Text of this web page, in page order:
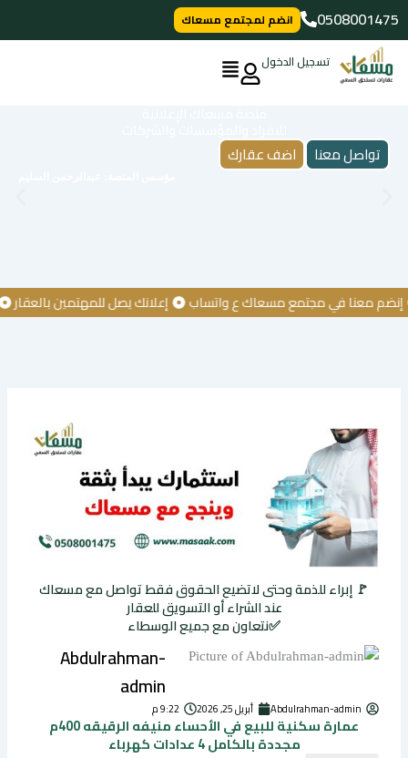
تخطي
إلى
المحتوى
0508001475
انضم لمجتمع مسعاك
تسجيل الدخول
تواصل معنا اضف عقارك
معنا في مجتمع مسعاك ع واتساب إعلانك يصل للمهتمين بالعقار كن
🚩 إبراء للذمة وحتى لاتضيع الحقوق فقط تواصل مع مسعاك
عند الشراء أو التسويق للعقار
✅نتعاون مع جميع الوسطاء
Abdulrahman-
admin
Abdulrahman-admin أبريل 25, 2026 9:22 م
عمارة سكنية للبيع في الأحساء منيفه الرقيقه 400م
مجددة بالكامل 4 عدادات كهرباء